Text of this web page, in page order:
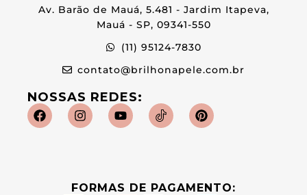
Av. Barão de Mauá, 5.481 - Jardim Itapeva,
Mauá - SP, 09341-550
(11) 95124-7830
contato@brilhonapele.com.br
NOSSAS REDES:
FORMAS DE PAGAMENTO: